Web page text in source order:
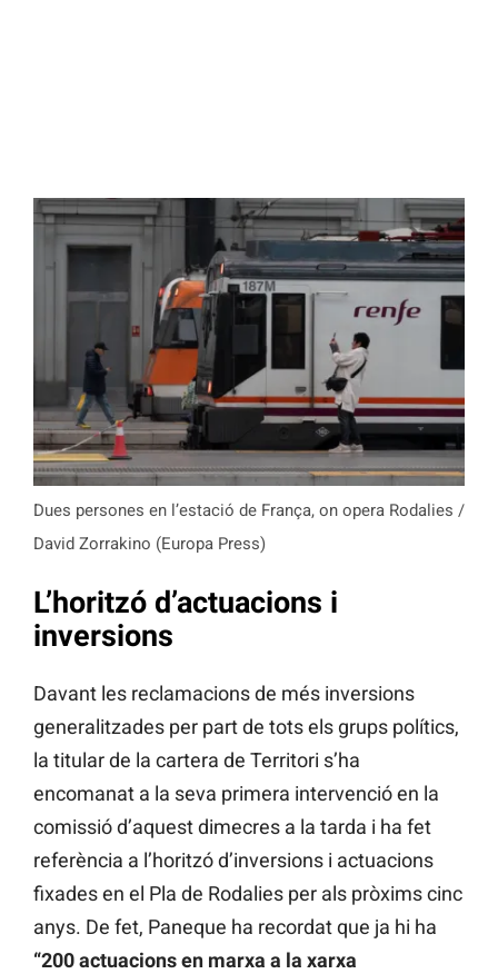
Dues persones en l’estació de França, on opera Rodalies /
David Zorrakino (Europa Press)
L’horitzó d’actuacions i
inversions
Davant les reclamacions de més inversions
generalitzades per part de tots els grups polítics,
la titular de la cartera de Territori s’ha
encomanat a la seva primera intervenció en la
comissió d’aquest dimecres a la tarda i ha fet
referència a l’horitzó d’inversions i actuacions
fixades en el Pla de Rodalies per als pròxims cinc
anys. De fet, Paneque ha recordat que ja hi ha
“200 actuacions en marxa a la xarxa